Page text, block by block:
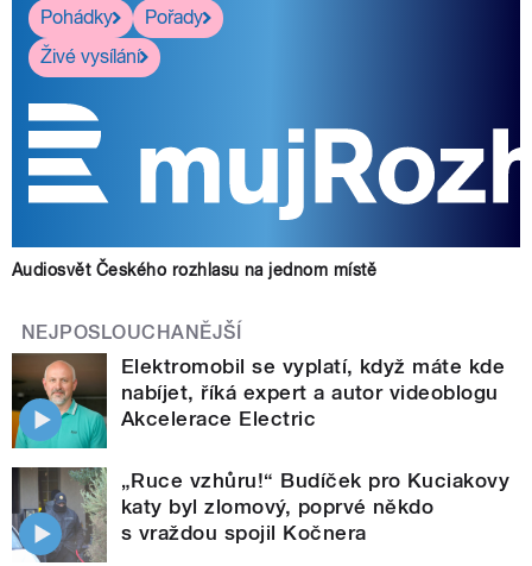
Pohádky
Pořady
Živé vysílání
Audiosvět Českého rozhlasu na jednom místě
NEJPOSLOUCHANĚJŠÍ
Elektromobil se vyplatí, když máte kde
nabíjet, říká expert a autor videoblogu
Akcelerace Electric
„Ruce vzhůru!“ Budíček pro Kuciakovy
katy byl zlomový, poprvé někdo
s vraždou spojil Kočnera